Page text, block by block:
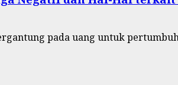
pada uang untuk